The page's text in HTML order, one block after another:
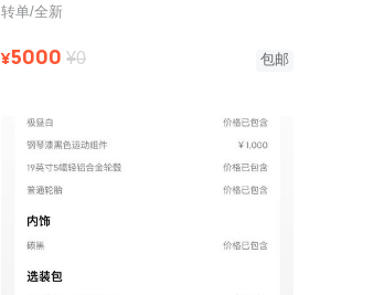
车主权益，交付地全国任选，重庆可
转单/全新
¥5000 ¥0 包邮